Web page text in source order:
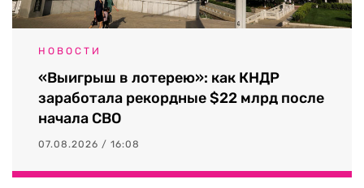
НОВОСТИ
«Выигрыш в лотерею»: как КНДР
заработала рекордные $22 млрд после
начала СВО
07.08.2026 / 16:08